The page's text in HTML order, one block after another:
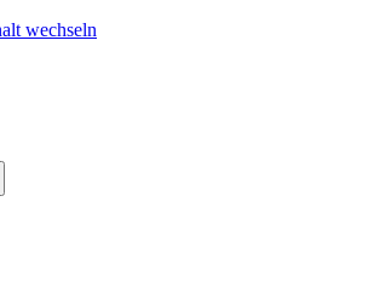
wechseln